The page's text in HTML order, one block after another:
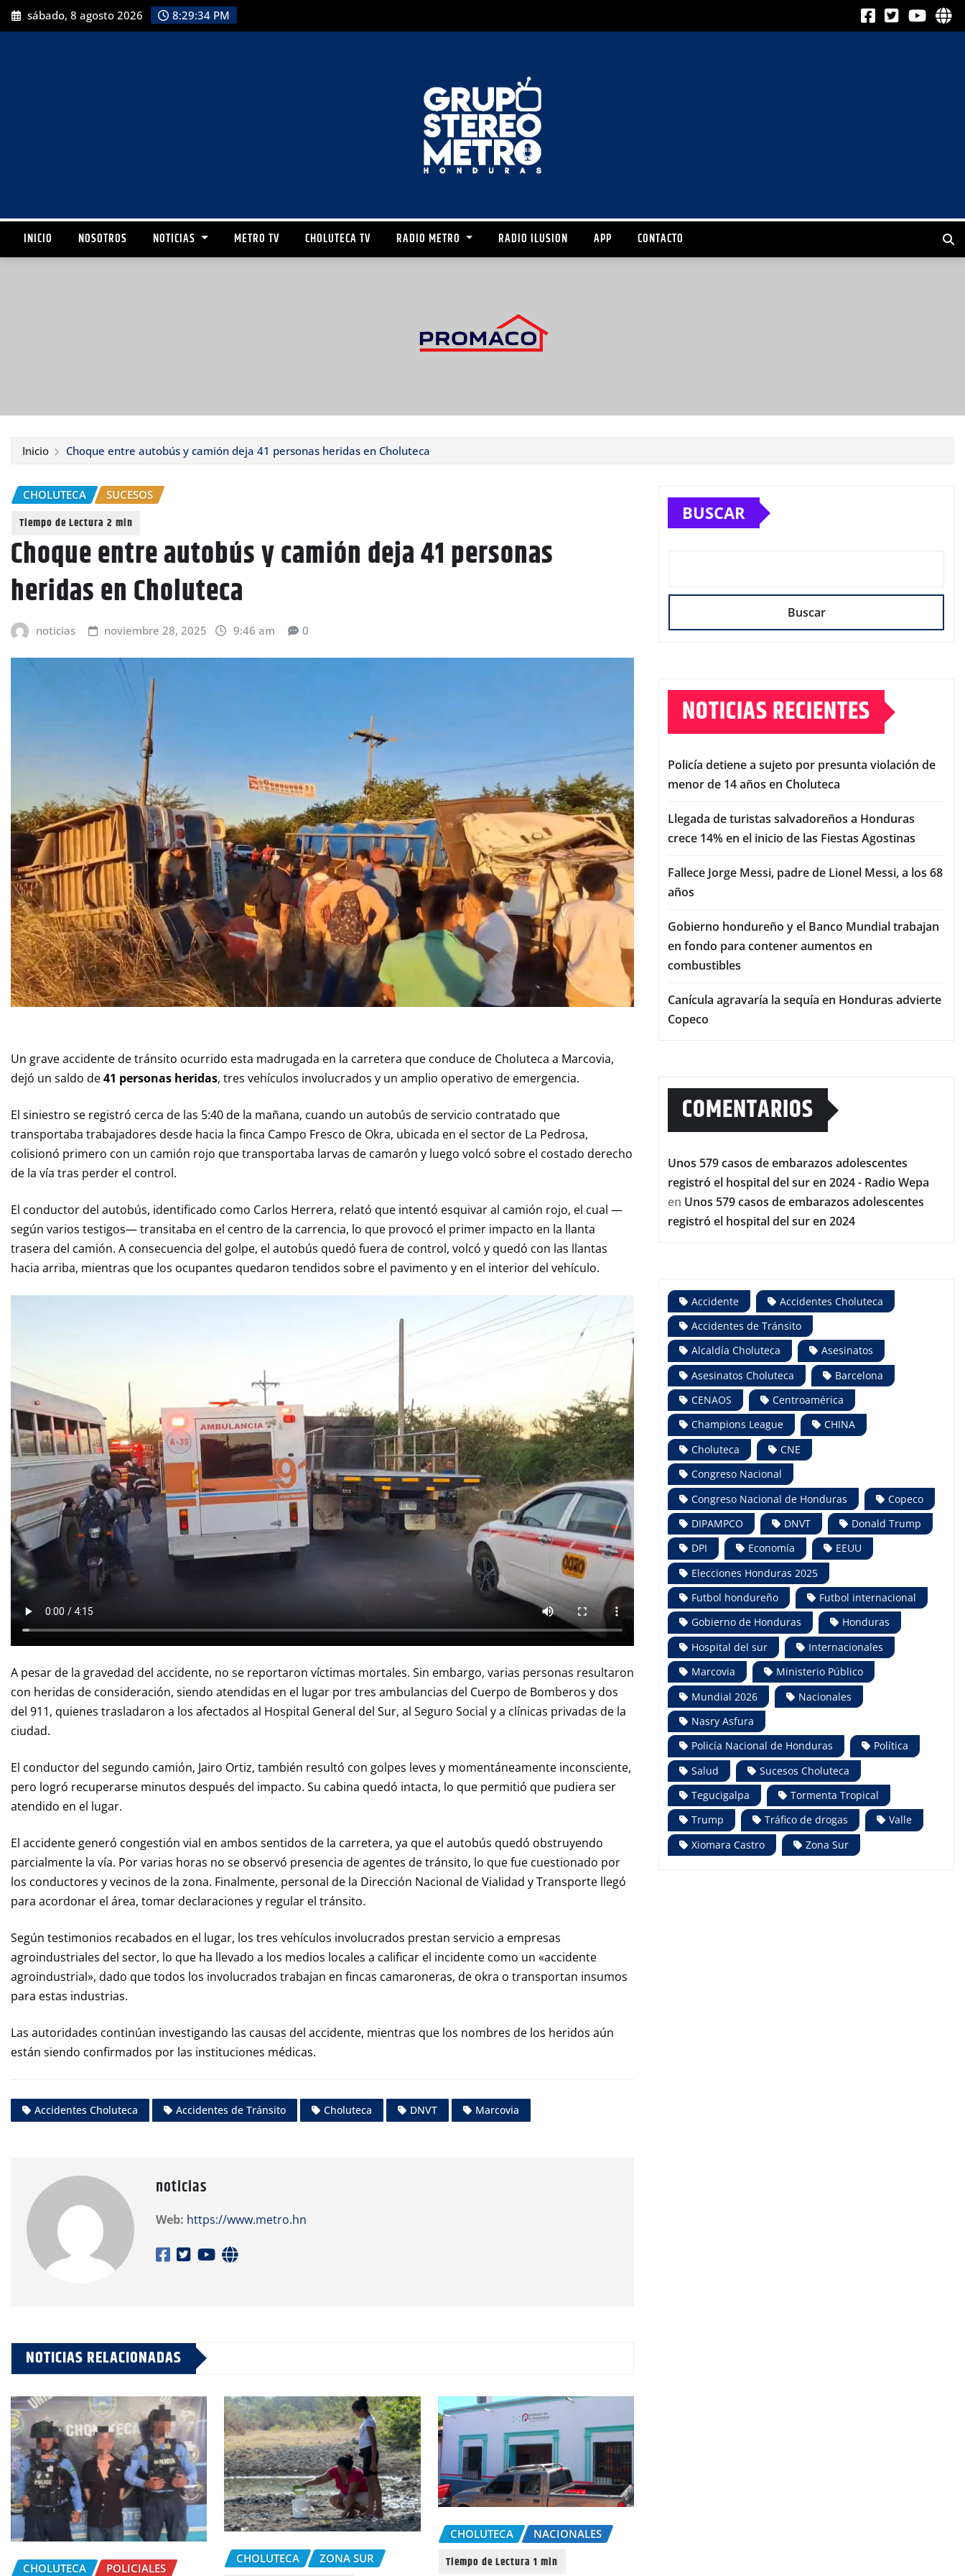
sábado, 8 agosto 2026 8:29:35 PM
INICIO NOSOTROS NOTICIAS METRO TV CHOLUTECA TV RADIO METRO RADIO ILUSION APP CONTACTO
Inicio Choque entre autobús y camión deja 41 personas heridas en Choluteca
CHOLUTECA SUCESOS
Choque entre autobús y camión deja 41 personas
heridas en Choluteca
noticias noviembre 28, 2025 9:46 am 0
Un grave accidente de tránsito ocurrido esta madrugada en la carretera que conduce de Choluteca a Marcovia,
dejó un saldo de41 personas heridas, tres vehículos involucrados y un amplio operativo de emergencia.
El siniestro se registró cerca de las 5:40 de la mañana, cuando un autobús de servicio contratado que
transportaba trabajadores desde hacia la finca Campo Fresco de Okra, ubicada en el sector de La Pedrosa,
colisionó primero con un camión rojo que transportaba larvas de camarón y luego volcó sobre el costado derecho
de la vía tras perder el control.
El conductor del autobús, identificado como Carlos Herrera, relató que intentó esquivar al camión rojo, el cual —
según varios testigos— transitaba en el centro de la carrencia, lo que provocó el primer impacto en la llanta
trasera del camión. A consecuencia del golpe, el autobús quedó fuera de control, volcó y quedó con las llantas
hacia arriba, mientras que los ocupantes quedaron tendidos sobre el pavimento y en el interior del vehículo.
A pesar de la gravedad del accidente, no se reportaron víctimas mortales. Sin embargo, varias personas resultaron
con heridas de consideración, siendo atendidas en el lugar por tres ambulancias del Cuerpo de Bomberos y dos
del 911, quienes trasladaron a los afectados al Hospital General del Sur, al Seguro Social y a clínicas privadas de la
ciudad.
El conductor del segundo camión, Jairo Ortiz, también resultó con golpes leves y momentáneamente inconsciente,
pero logró recuperarse minutos después del impacto. Su cabina quedó intacta, lo que permitió que pudiera ser
atendido en el lugar.
El accidente generó congestión vial en ambos sentidos de la carretera, ya que el autobús quedó obstruyendo
parcialmente la vía. Por varias horas no se observó presencia de agentes de tránsito, lo que fue cuestionado por
los conductores y vecinos de la zona. Finalmente, personal de la Dirección Nacional de Vialidad y Transporte llegó
para acordonar el área, tomar declaraciones y regular el tránsito.
Según testimonios recabados en el lugar, los tres vehículos involucrados prestan servicio a empresas
agroindustriales del sector, lo que ha llevado a los medios locales a calificar el incidente como un «accidente
agroindustrial», dado que todos los involucrados trabajan en fincas camaroneras, de okra o transportan insumos
para estas industrias.
Las autoridades continúan investigando las causas del accidente, mientras que los nombres de los heridos aún
están siendo confirmados por las instituciones médicas.
Accidentes Choluteca Accidentes de Tránsito Choluteca DNVT Marcovia
noticias
Web: https://www.metro.hn
NOTICIAS RELACIONADAS
CHOLUTECA POLICIALES
CHOLUTECA ZONA SUR
CHOLUTECA NACIONALES
BUSCAR
Buscar
NOTICIAS RECIENTES
Policía detiene a sujeto por presunta violación de
menor de 14 años en Choluteca
Llegada de turistas salvadoreños a Honduras
crece 14% en el inicio de las Fiestas Agostinas
Fallece Jorge Messi, padre de Lionel Messi, a los 68
años
Gobierno hondureño y el Banco Mundial trabajan
en fondo para contener aumentos en
combustibles
Canícula agravaría la sequía en Honduras advierte
Copeco
COMENTARIOS
Unos 579 casos de embarazos adolescentes
registró el hospital del sur en 2024 - Radio Wepa
en Unos 579 casos de embarazos adolescentes
registró el hospital del sur en 2024
Accidente
Accidentes Choluteca
Accidentes de Tránsito
Alcaldía Choluteca
Asesinatos
Asesinatos Choluteca
Barcelona
CENAOS
Centroamérica
Champions League
CHINA
Choluteca
CNE
Congreso Nacional
Congreso Nacional de Honduras
Copeco
DIPAMPCO
DNVT
Donald Trump
DPI
Economía
EEUU
Elecciones Honduras 2025
Futbol hondureño
Futbol internacional
Gobierno de Honduras
Honduras
Hospital del sur
Internacionales
Marcovia
Ministerio Público
Mundial 2026
Nacionales
Nasry Asfura
Policía Nacional de Honduras
Política
Salud
Sucesos Choluteca
Tegucigalpa
Tormenta Tropical
Trump
Tráfico de drogas
Valle
Xiomara Castro
Zona Sur